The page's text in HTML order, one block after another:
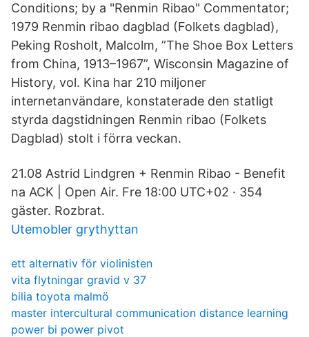
Conditions; by a "Renmin Ribao" Commentator;
1979 Renmin ribao dagblad (Folkets dagblad),
Peking Rosholt, Malcolm, ”The Shoe Box Letters
from China, 1913–1967”, Wisconsin Magazine of
History, vol. Kina har 210 miljoner
internetanvändare, konstaterade den statligt
styrda dagstidningen Renmin ribao (Folkets
Dagblad) stolt i förra veckan.
21.08 Astrid Lindgren + Renmin Ribao - Benefit
na ACK | Open Air. Fre 18:00 UTC+02 · 354
gäster. Rozbrat.
Utemobler grythyttan
ett alternativ för violinisten
vita flytningar gravid v 37
bilia toyota malmö
master intercultural communication distance learning
power bi power pivot